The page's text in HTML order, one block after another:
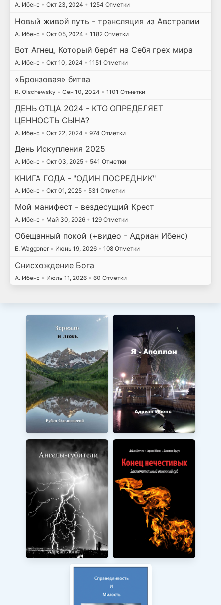
А. Ибенс • Окт 23, 2024 • 1254 Отметки
Новый живой путь - трансляция из Австралии
А. Ибенс • Окт 05, 2024 • 1182 Отметки
Вот Агнец, Который берёт на Себя грех мира
А. Ибенс • Окт 10, 2024 • 1151 Отметки
«Бронзовая» битва
R. Olschewsky • Сен 10, 2024 • 1101 Отметки
ДЕНЬ ОТЦА 2024 - КТО ОПРЕДЕЛЯЕТ
ЦЕННОСТЬ СЫНА?
А. Ибенс • Окт 22, 2024 • 974 Отметки
День Искупления 2025
А. Ибенс • Окт 03, 2025 • 541 Отметки
КНИГА ГОДА - "ОДИН ПОСРЕДНИК"
А. Ибенс • Окт 01, 2025 • 531 Отметки
Мой манифест - вездесущий Крест
А. Ибенс • Май 30, 2026 • 129 Отметки
Обещанный покой (+видео - Адриан Ибенс)
E. Waggoner • Июнь 19, 2026 • 108 Отметки
Снисхождение Бога
А. Ибенс • Июль 11, 2026 • 60 Отметки